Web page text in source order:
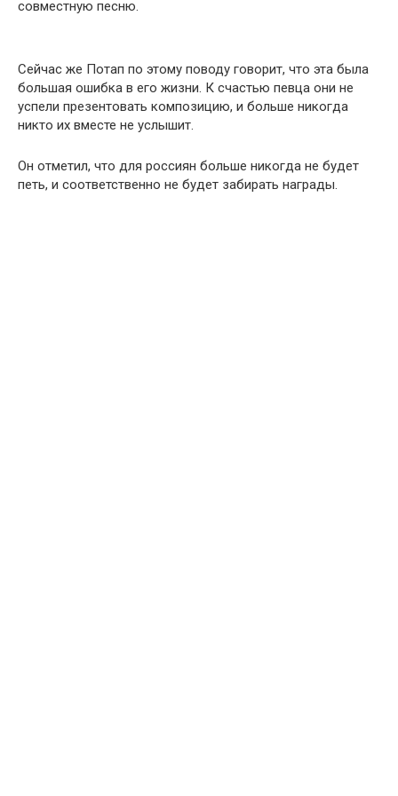
совместную песню.
Сейчас же Потап по этому поводу говорит, что эта была
большая ошибка в его жизни. К счастью певца они не
успели презентовать кoмпозицию, и больше никогда
никто их вместе не услышит.
Он отметил, что для россиян больше никогда не будет
петь, и соответственно не будет забирать награды.